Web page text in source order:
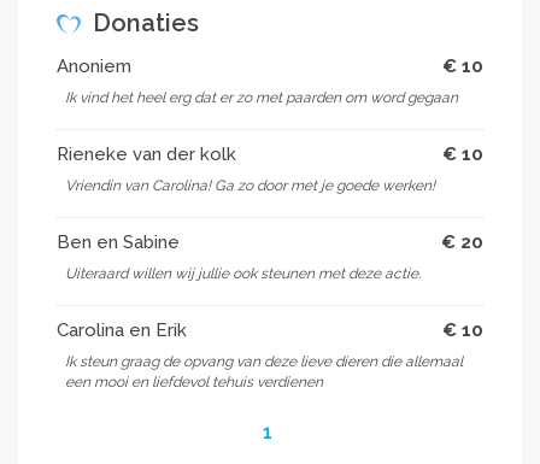
Donaties
Anoniem € 10
Ik vind het heel erg dat er zo met paarden om word gegaan
Rieneke van der kolk € 10
Vriendin van Carolina! Ga zo door met je goede werken!
Ben en Sabine € 20
Uiteraard willen wij jullie ook steunen met deze actie.
Carolina en Erik € 10
Ik steun graag de opvang van deze lieve dieren die allemaal
een mooi en liefdevol tehuis verdienen
1